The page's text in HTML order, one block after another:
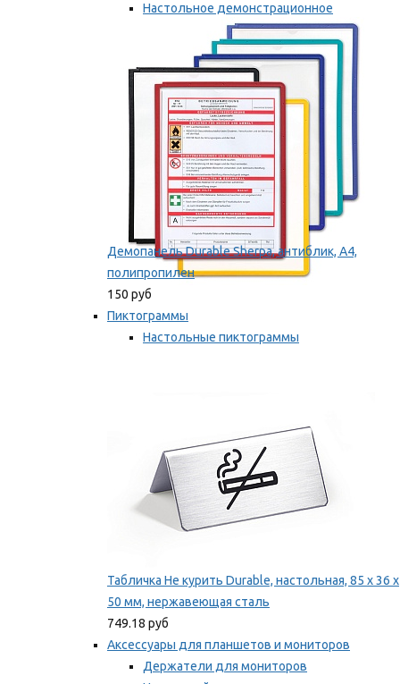
Настольное демонстрационное
оборудование
Мы рекомендуем
Демопанель Durable Sherpa, антиблик, А4,
полипропилен
150 руб
Пиктограммы
Настольные пиктограммы
Табличка Не курить Durable, настольная, 85 x 36 x
50 мм, нержавеющая сталь
749.18 руб
Аксессуары для планшетов и мониторов
Держатели для мониторов